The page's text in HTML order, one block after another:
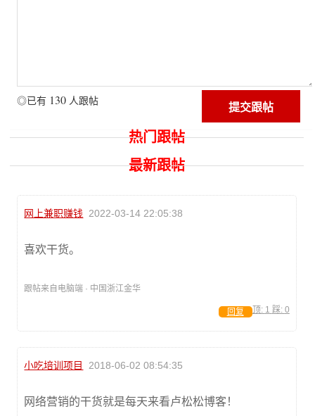
◎已有 130 人跟帖
热门跟帖
最新跟帖
网上兼职赚钱 2022-03-14 22:05:38
喜欢干货。
跟帖来自电脑端 · 中国浙江金华
顶: 1 踩: 0
回复
小吃培训项目 2018-06-02 08:54:35
网络营销的干货就是每天来看卢松松博客！